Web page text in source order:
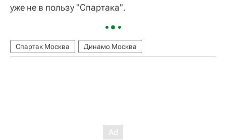
уже не в пользу "Спартака".
Спартак Москва Динамо Москва